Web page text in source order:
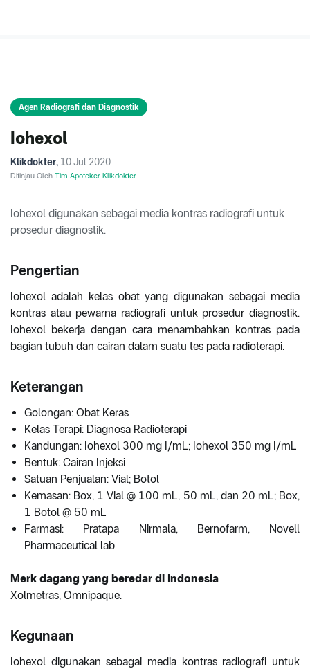
Agen Radiografi dan Diagnostik
Iohexol
Klikdokter, 10 Jul 2020
Ditinjau Oleh Tim Apoteker Klikdokter
Iohexol digunakan sebagai media kontras radiografi untuk
prosedur diagnostik.
Pengertian
Iohexol adalah kelas obat yang digunakan sebagai media
kontras atau pewarna radiografi untuk prosedur diagnostik.
Iohexol bekerja dengan cara menambahkan kontras pada
bagian tubuh dan cairan dalam suatu tes pada radioterapi.
Keterangan
Golongan: Obat Keras
Kelas Terapi: Diagnosa Radioterapi
Kandungan: Iohexol 300 mg I/mL; Iohexol 350 mg I/mL
Bentuk: Cairan Injeksi
Satuan Penjualan: Vial; Botol
Kemasan: Box, 1 Vial @ 100 mL, 50 mL, dan 20 mL; Box,
1 Botol @ 50 mL
Farmasi: Pratapa Nirmala, Bernofarm, Novell
Pharmaceutical lab
Merk dagang yang beredar di Indonesia
Xolmetras, Omnipaque.
Kegunaan
Iohexol digunakan sebagai media kontras radiografi untuk